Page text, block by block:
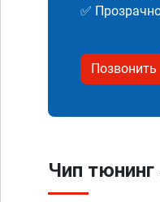
✅
Позвонить
Чип